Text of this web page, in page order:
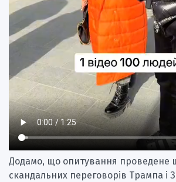
Додамо, що опитування проведене
скандальних переговорів Трампа і